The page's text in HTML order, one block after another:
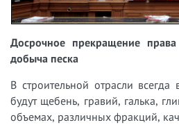
Досрочное прекращение
добыча песка
В строительной отрасли
будут щебень, гравий, галька,
объемах, различных фракций,